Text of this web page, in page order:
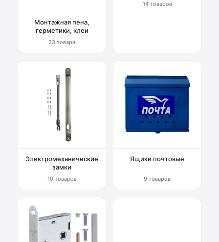
Монтажная пена,
герметики, клеи
23 товара
14 товаров
Электромеханические
замки
10 товаров
Ящики почтовые
9 товаров